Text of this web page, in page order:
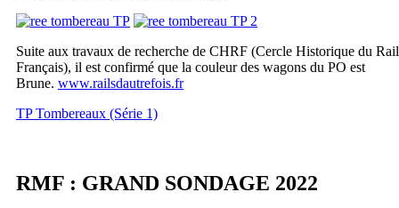
Suite aux travaux de recherche de CHRF (Cercle Historique du Rail
Français), il est confirmé que la couleur des wagons du PO est
Brune. www.railsdautrefois.fr
TP Tombereaux (Série 1)
RMF : GRAND SONDAGE 2022